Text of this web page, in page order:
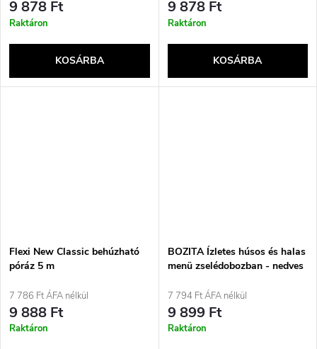
9 878 Ft
Raktáron
KOSÁRBA
9 878 Ft
Raktáron
KOSÁRBA
Flexi New Classic behúzható
póráz 5 m
7 786 Ft ÁFA nélkül
9 888 Ft
Raktáron
BOZITA Ízletes húsos és halas
menü zselédobozban - nedves
7 794 Ft ÁFA nélkül
9 899 Ft
Raktáron